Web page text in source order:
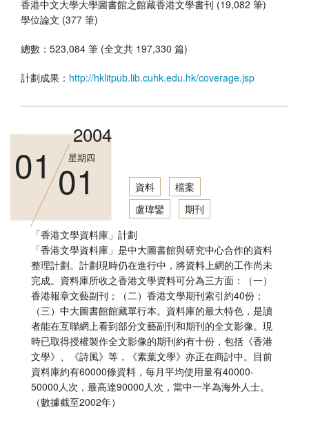
香港中文大學大學圖書館之館藏香港文學書刊 (19,082 筆)
學位論文 (377 筆)
總數：523,084 筆 (全文共 197,330 篇)
計劃成果： http://hklitpub.lib.cuhk.edu.hk/coverage.jsp
2004
01
01 星期四
資料
檔案
盧瑋鑾
期刊
「香港文學資料庫」計劃
「香港文學資料庫」是中大圖書館與研究中心合作的資料
整理計劃。計劃現時仍在進行中，將資料上網的工作尚未
完成。資料庫所收之香港文學資料可分為三方面：（一）
香港報章文藝副刊；（二）香港文學期刊索引約40份；
（三）中大圖書館館藏單行本。資料庫的最大特色，是讀
者能在互聯網上看到部分文藝副刊和期刊的全文影像。現
時已取得授權製作全文影像的期刊約有十份，包括《香港
文學》、《詩風》等，《素葉文學》亦正在商討中。目前
資料庫約有60000條資料，每月平均使用量有40000-
50000人次，最高達90000人次，當中一半為海外人士。
（數據截至2002年）